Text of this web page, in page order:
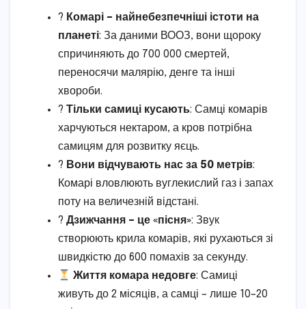
? Комарі – найнебезпечніші істоти на
планеті: За даними ВООЗ, вони щороку
спричиняють до 700 000 смертей,
переносячи малярію, денге та інші
хвороби.
? Тільки самиці кусають: Самці комарів
харчуються нектаром, а кров потрібна
самицям для розвитку яєць.
? Вони відчувають нас за 50 метрів:
Комарі вловлюють вуглекислий газ і запах
поту на величезній відстані.
? Дзижчання – це «пісня»: Звук
створюють крила комарів, які рухаються зі
швидкістю до 600 помахів за секунду.
Життя комара недовге: Самиці
живуть до 2 місяців, а самці – лише 10–20